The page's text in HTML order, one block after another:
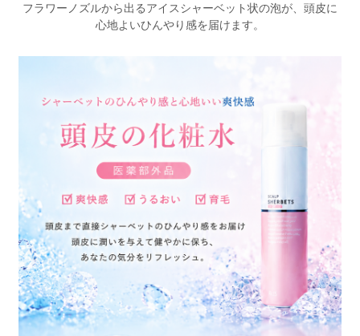
フラワーノズルから出るアイスシャーベット状の泡が、頭皮に
心地よいひんやり感を届けます。